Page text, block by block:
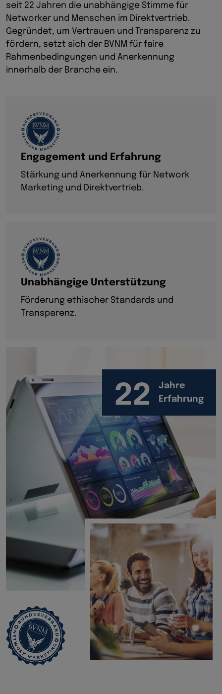
22
Jahre
Erfahrung
seit 22 Jahren die unabhängige Stimme für
Networker und Menschen im Direktvertrieb.
Gegründet, um Vertrauen und Transparenz zu
fördern, setzt sich der BVNM für faire
Rahmenbedingungen und Anerkennung
innerhalb der Branche ein.
Engagement und Erfahrung
Stärkung und Anerkennung für Network
Marketing und Direktvertrieb.
Unabhängige Unterstützung
Förderung ethischer Standards und
Transparenz.